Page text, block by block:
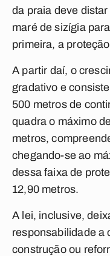
da praia deve
maré de sizígia
primeira, a
A partir daí, o
gradativo e
500 metros de
quadra o máximo
metros,
chegando-se ao
dessa faixa de
12,90 metros.
A lei, inclusive,
responsabilidade a
construção ou